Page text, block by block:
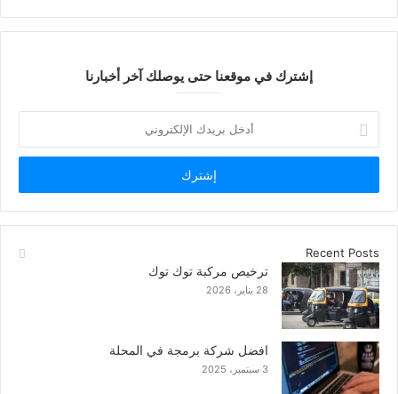
إشترك في موقعنا حتى يوصلك آخر أخبارنا
بريدك
الإلكتروني
Recent Posts
ترخيص مركبة توك توك
28 يناير، 2026
افضل شركة برمجة في المحلة
3 سبتمبر، 2025